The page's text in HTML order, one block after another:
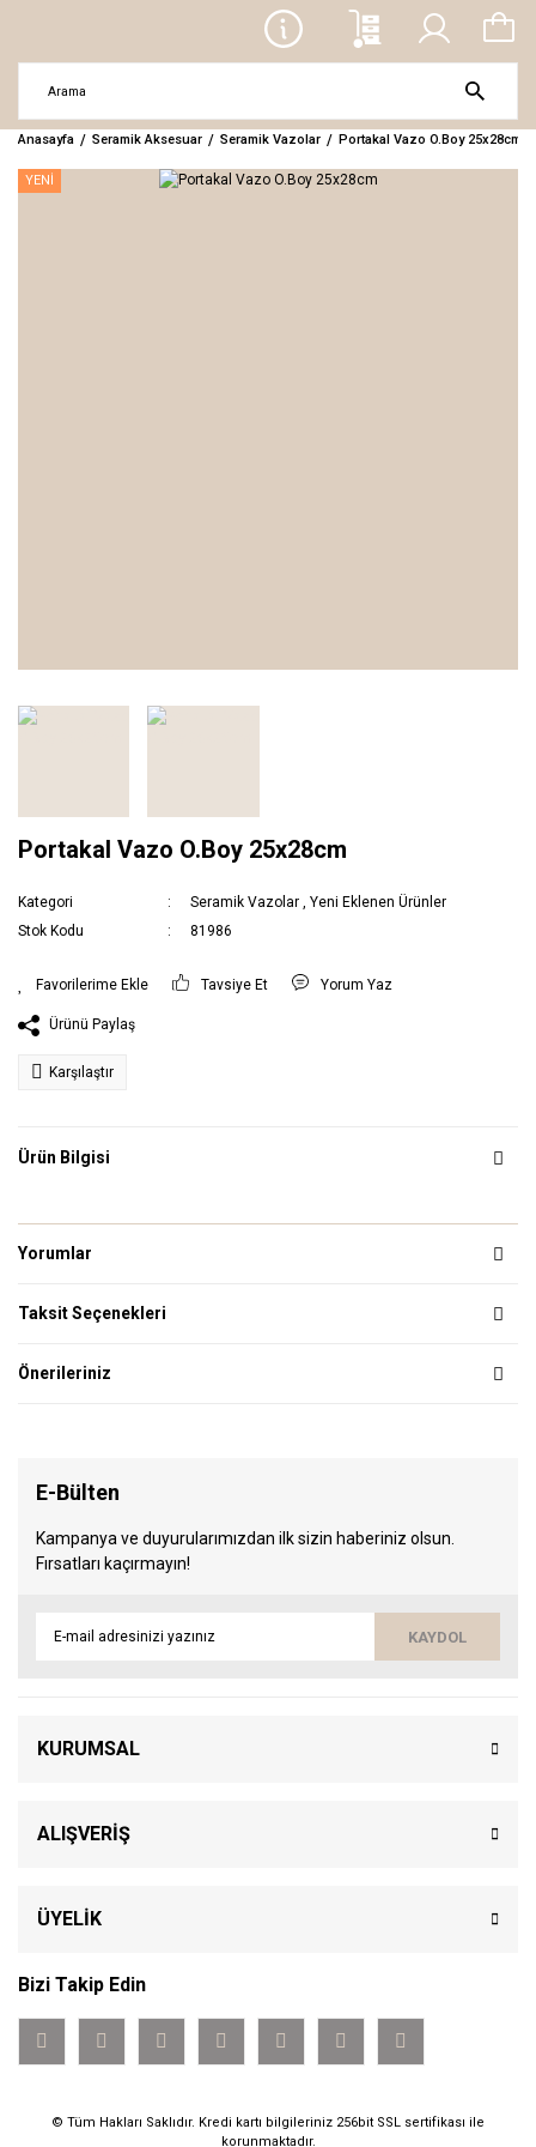
Anasayfa Seramik Aksesuar Seramik Vazolar Portakal Vazo O.Boy 25x28cm
YENİ
Portakal Vazo O.Boy 25x28cm
Kategori Seramik Vazolar ,Yeni Eklenen Ürünler
Stok Kodu
81986
Tavsiye Et Yorum Yaz
Ürünü Paylaş
Karşılaştır
Ürün Bilgisi
Yorumlar
Taksit Seçenekleri
Önerileriniz
E-Bülten
Kampanya ve duyurularımızdan ilk sizin haberiniz olsun.
Fırsatları kaçırmayın!
KAYDOL
KURUMSAL
ALIŞVERİŞ
ÜYELİK
Bizi Takip Edin
© Tüm Hakları Saklıdır. Kredi kartı bilgileriniz 256bit SSL sertifikası ile
korunmaktadır.